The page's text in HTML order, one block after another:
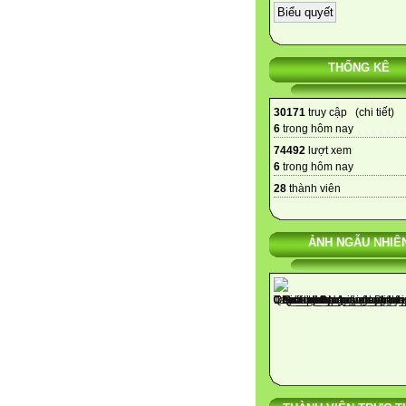
THỐNG KÊ
30171 truy cập (chi tiết)
6 trong hôm nay
74492 lượt xem
6 trong hôm nay
28 thành viên
ẢNH NGẪU